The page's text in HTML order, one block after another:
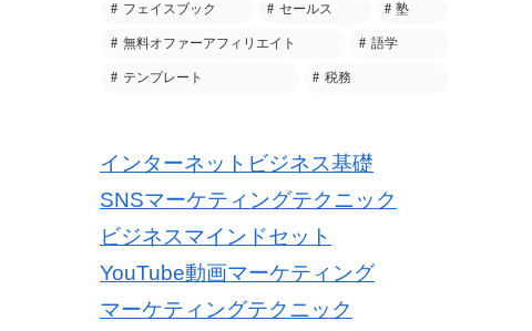
フェイスブック セールス 塾
無料オファーアフィリエイト 語学
テンプレート 税務
インターネットビジネス基礎
SNSマーケティングテクニック
ビジネスマインドセット
YouTube動画マーケティング
マーケティングテクニック